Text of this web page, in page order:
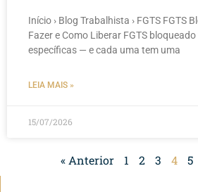
Início › Blog Trabalhista › FGTS FGTS
Fazer e Como Liberar FGTS
específicas — e cada uma tem uma
LEIA MAIS »
15/07/2026
« Anterior 1 2 3 4 5